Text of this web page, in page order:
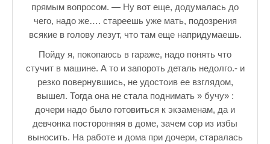
прямым вопросом. — Ну вот еще, додумалась до
чего, надо же…. стареешь уже мать, подозрения
всякие в голову лезут, что там еще напридумаешь.
Пойду я, покопаюсь в гараже, надо понять что
стучит в машине. А то и запороть деталь недолго.- и
резко повернувшись, не удостоив ее взглядом,
вышел. Тогда она не стала поднимать » бучу» :
дочери надо было готовиться к экзаменам, да и
девчонка посторонняя в доме, зачем сор из избы
выносить. На работе и дома при дочери, старалась